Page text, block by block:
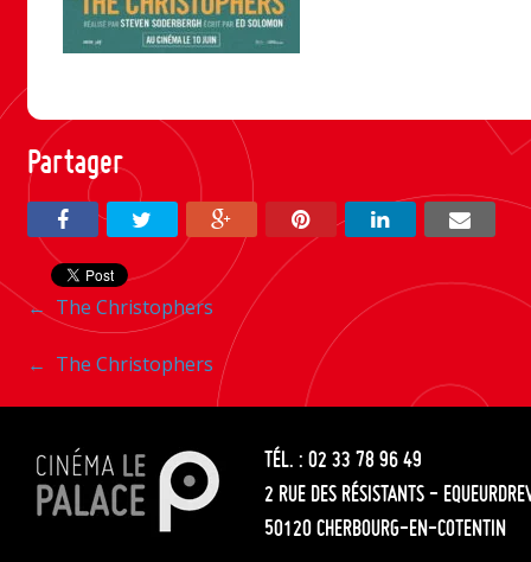
Partager
Navigation
entre
les
articles
← The Christophers
Navigation
entre
les
articles
← The Christophers
TÉL. : 02 33 78 96 49
2 RUE DES RÉSISTANTS -
50120 CHERBOURG-EN-COTENTIN